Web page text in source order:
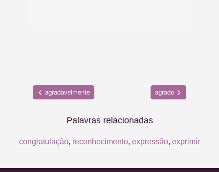
agradavelmente agrado
Palavras relacionadas
congratulação, reconhecimento, expressão, exprimir